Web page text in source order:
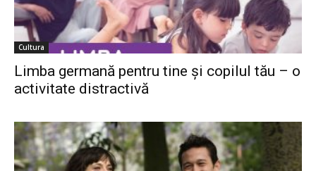
Cultura
Limba germană pentru tine și copilul tău – o
activitate distractivă